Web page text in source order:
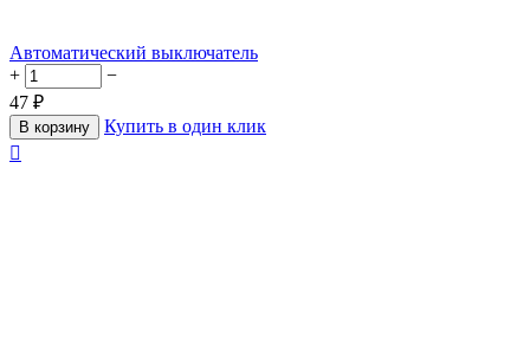
Автоматический выключатель
+
−
47 ₽
В корзину
Купить в один клик
